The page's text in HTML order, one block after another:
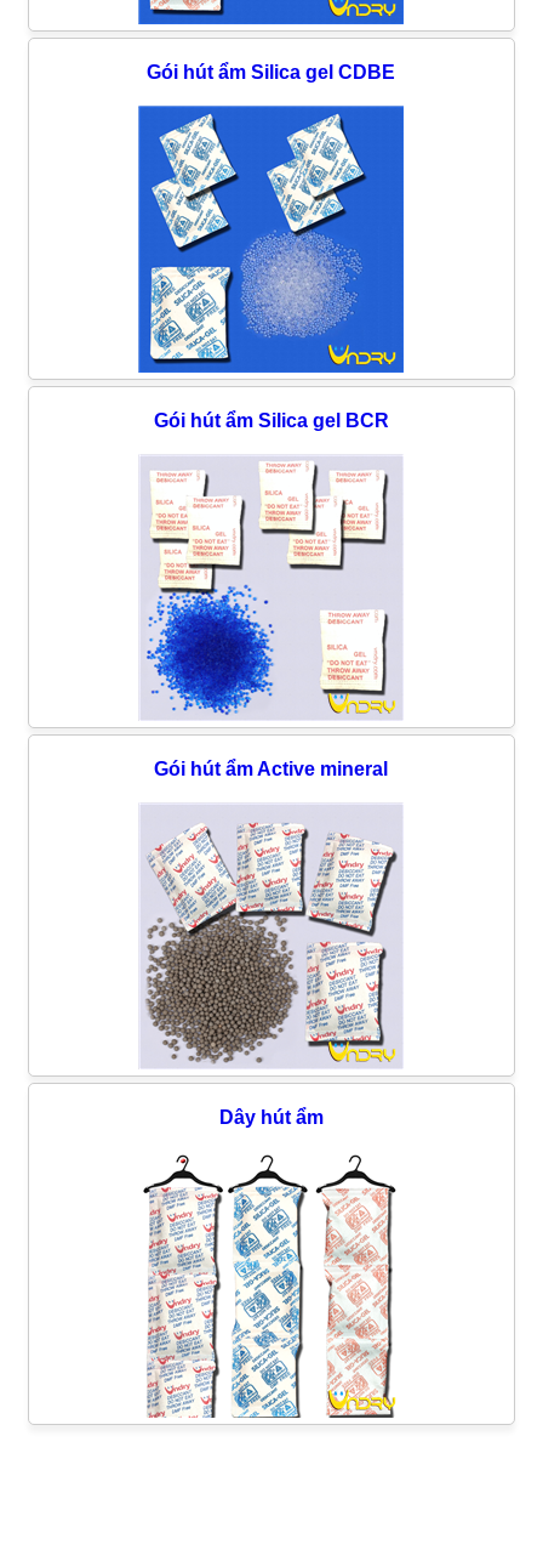
Gói hút ẩm Silica gel CDBE
Gói hút ẩm Silica gel BCR
Gói hút ẩm Active mineral
Dây hút ẩm